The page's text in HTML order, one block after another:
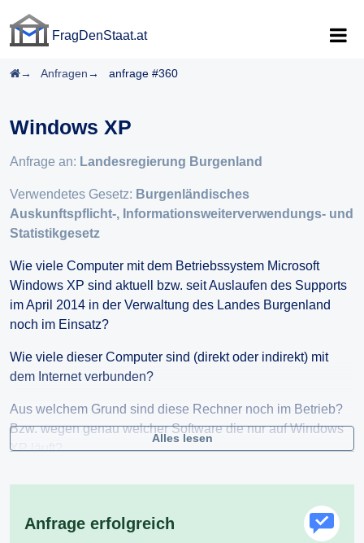
FragDenStaat.at
Startseite
Anfragen anfrage #360
Windows XP
Anfrage an: Landesregierung Burgenland
Verwendetes Gesetz: Burgenländisches
Auskunftspflicht-, Informationsweiterverwendungs- und
Statistikgesetz
Wie viele Computer mit dem Betriebssystem Microsoft
Windows XP sind aktuell bzw. seit Auslaufen des Supports
im April 2014 in der Verwaltung des Landes Burgenland
noch im Einsatz?
Wie viele dieser Computer sind (direkt oder indirekt) mit
dem Internet verbunden?
Aus welchem Grund sind diese Rechner noch im Betrieb?
Bzw. wegen genau welcher Software die nur auf Windows
XP läuft?
Auf welches Betriebssystem wird bzw. wurde gewechselt?
Alles lesen
Anfrage erfolgreich